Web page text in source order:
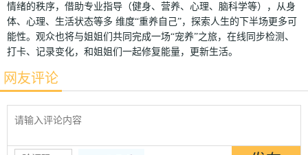
情绪的秩序，借助专业指导（健身、营养、心理、脑科学等），从身
体、心理、生活状态等多 维度“重养自己”，探索人生的下半场更多可
能性。观众也将与姐姐们共同完成一场“宠养”之旅，在线同步检测、
打卡、记录变化，和姐姐们一起修复能量，更新生活。
网友评论